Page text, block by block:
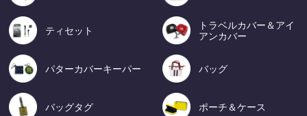
ティセット
トラベルカバー＆アイ
アンカバー
パターカバーキーパー バッグ
バッグタグ ポーチ＆ケース